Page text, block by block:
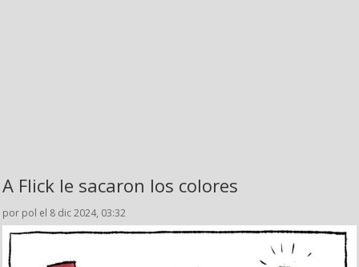
A Flick le sacaron los colores
por pol el 8 dic 2024, 03:32